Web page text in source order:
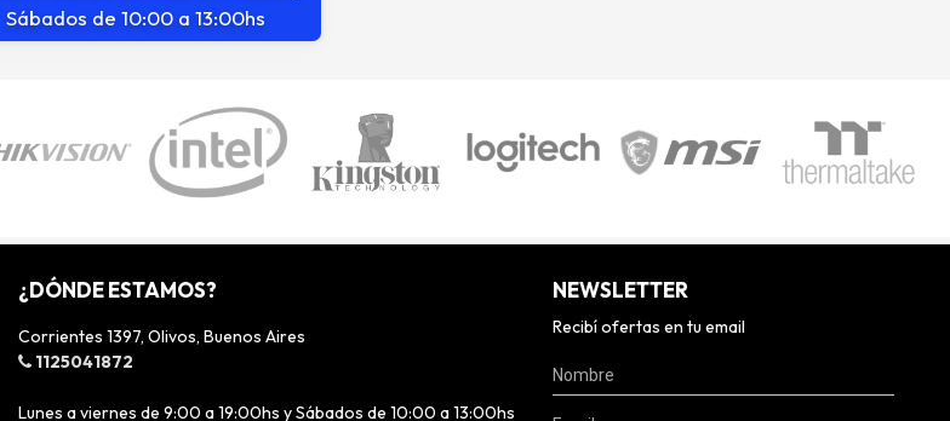
Sábados de 10:00 a 13:00hs
¿DÓNDE ESTAMOS?
Corrientes 1397, Olivos, Buenos Aires
1125041872
Lunes a viernes de 9:00 a 19:00hs y Sábados de 10:00 a 13:00hs
NEWSLETTER
Recibí ofertas en tu email